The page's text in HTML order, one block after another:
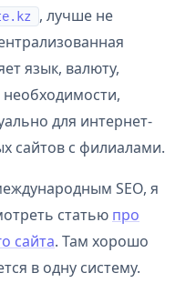
, лучше не
язык, валюту,
для интернет-
сайтов с филиалами.
SEO, я
статью про
сайта. Там хорошо
в одну систему.